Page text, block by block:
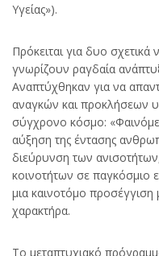
Υγείας»).
Πρόκειται για δυο
γνωρίζουν ραγδαία
Αναπτύχθηκαν για να
αναγκών και προκλήσεων
σύγχρονο κόσμο:
αύξηση της έντασης
διεύρυνση των
κοινοτήτων σε παγκόσμιο
μια καινοτόμο προσέγγιση
χαρακτήρα.
Το μεταπτυχιακό